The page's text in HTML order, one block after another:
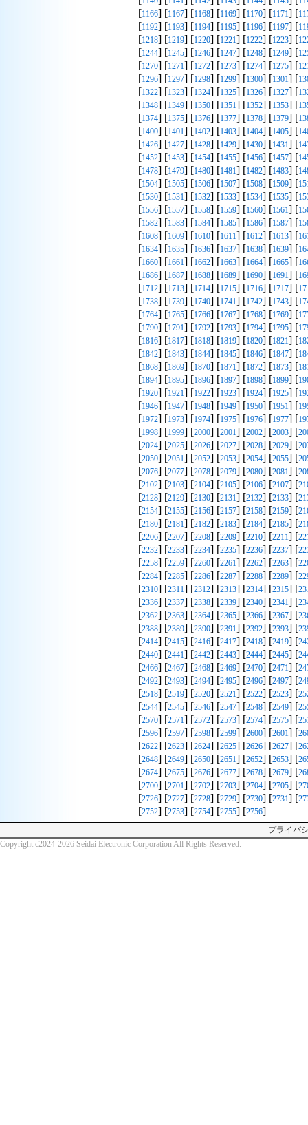
[1166] [1167] [1168] [1169] [1170] [1171] [
[1192] [1193] [1194] [1195] [1196] [1197] [
[1218] [1219] [1220] [1221] [1222] [1223] [
[1244] [1245] [1246] [1247] [1248] [1249] [
[1270] [1271] [1272] [1273] [1274] [1275] [
[1296] [1297] [1298] [1299] [1300] [1301] [
[1322] [1323] [1324] [1325] [1326] [1327] [
[1348] [1349] [1350] [1351] [1352] [1353] [
[1374] [1375] [1376] [1377] [1378] [1379] [
[1400] [1401] [1402] [1403] [1404] [1405] [
[1426] [1427] [1428] [1429] [1430] [1431] [
[1452] [1453] [1454] [1455] [1456] [1457] [
[1478] [1479] [1480] [1481] [1482] [1483] [
[1504] [1505] [1506] [1507] [1508] [1509] [
[1530] [1531] [1532] [1533] [1534] [1535] [
[1556] [1557] [1558] [1559] [1560] [1561] [
[1582] [1583] [1584] [1585] [1586] [1587] [
[1608] [1609] [1610] [1611] [1612] [1613] [
[1634] [1635] [1636] [1637] [1638] [1639] [
[1660] [1661] [1662] [1663] [1664] [1665] [
[1686] [1687] [1688] [1689] [1690] [1691] [
[1712] [1713] [1714] [1715] [1716] [1717] [
[1738] [1739] [1740] [1741] [1742] [1743] [
[1764] [1765] [1766] [1767] [1768] [1769] [
[1790] [1791] [1792] [1793] [1794] [1795] [
[1816] [1817] [1818] [1819] [1820] [1821] [
[1842] [1843] [1844] [1845] [1846] [1847] [
[1868] [1869] [1870] [1871] [1872] [1873] [
[1894] [1895] [1896] [1897] [1898] [1899] [
[1920] [1921] [1922] [1923] [1924] [1925] [
[1946] [1947] [1948] [1949] [1950] [1951] [
[1972] [1973] [1974] [1975] [1976] [1977] [
[1998] [1999] [2000] [2001] [2002] [2003] [
[2024] [2025] [2026] [2027] [2028] [2029] [
[2050] [2051] [2052] [2053] [2054] [2055] [
[2076] [2077] [2078] [2079] [2080] [2081] [
[2102] [2103] [2104] [2105] [2106] [2107] [
[2128] [2129] [2130] [2131] [2132] [2133] [
[2154] [2155] [2156] [2157] [2158] [2159] [
[2180] [2181] [2182] [2183] [2184] [2185] [
[2206] [2207] [2208] [2209] [2210] [2211] [
[2232] [2233] [2234] [2235] [2236] [2237] [
[2258] [2259] [2260] [2261] [2262] [2263] [
[2284] [2285] [2286] [2287] [2288] [2289] [
[2310] [2311] [2312] [2313] [2314] [2315] [
[2336] [2337] [2338] [2339] [2340] [2341] [
[2362] [2363] [2364] [2365] [2366] [2367] [
[2388] [2389] [2390] [2391] [2392] [2393] [
[2414] [2415] [2416] [2417] [2418] [2419] [
[2440] [2441] [2442] [2443] [2444] [2445] [
[2466] [2467] [2468] [2469] [2470] [2471] [
[2492] [2493] [2494] [2495] [2496] [2497] [
[2518] [2519] [2520] [2521] [2522] [2523] [
[2544] [2545] [2546] [2547] [2548] [2549] [
[2570] [2571] [2572] [2573] [2574] [2575] [
[2596] [2597] [2598] [2599] [2600] [2601] [
[2622] [2623] [2624] [2625] [2626] [2627] [
[2648] [2649] [2650] [2651] [2652] [2653] [
[2674] [2675] [2676] [2677] [2678] [2679] [
[2700] [2701] [2702] [2703] [2704] [2705] [
[2726] [2727] [2728] [2729] [2730] [2731] [
[2752] [2753] [2754] [2755] [2756]
プライバ
Copyright c2024-2026 Seidai Electronic Corporation All Rights Reserved.